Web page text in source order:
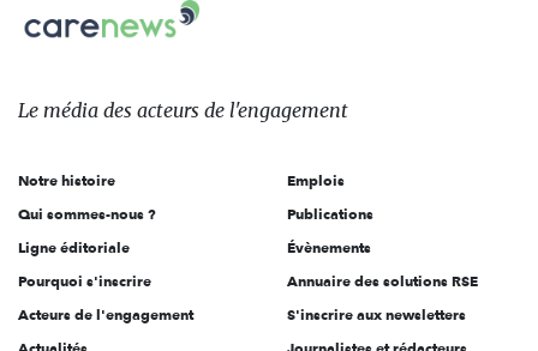
sur:
Carenews,
Le
des
l'engagement
Le média des acteurs de l'engagement
Notre histoire
Qui sommes-nous ?
Ligne éditoriale
Pourquoi s'inscrire
Acteurs de l'engagement
Emplois
Publications
Évènements
Annuaire des solutions RSE
S'inscrire aux newsletters